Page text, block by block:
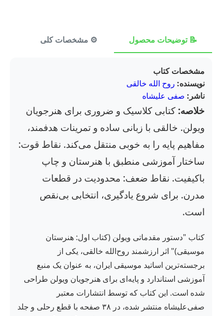
📝 توضیحات محصول ⚙️ مشخصات کلی
مشخصات کتاب
نویسنده: روح الله خالقی
ناشر: صفی علیشاه
خلاصه: کتابی کلاسیک و ضروری برای هنرجویان
ویولن. خالقی با زبانی ساده و تمرینات هدفمند،
مفاهیم پایه را به خوبی منتقل می‌کند. نقاط قوت:
ساختار آموزشی منطبق با هنرستان و چاپ
باکیفیت. نقاط ضعف: محدودیت در قطعات
مدرن. برای شروع یادگیری، انتخابی بی‌نقص
است.
کتاب "دستور مقدماتی ویولن (کتاب اول: هنرستان
موسیقی)" اثر ارزشمند روح‌الله خالقی، یکی از
برجسته‌ترین اساتید موسیقی ایران، به عنوان یک منبع
آموزشی استاندارد و پایه‌ای برای هنرجویان ویولن طراحی
شده است. این کتاب که توسط انتشارات معتبر
صفی‌علیشاه منتشر شده، در ۳۸ صفحه با قطع رحلی و جلد